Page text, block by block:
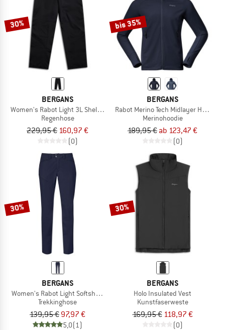
30%
BERGANS
Women's Rabot Light 3L Shell Pants
Regenhose
229,95 € 160,97 €
(0)
bis 35%
BERGANS
Rabot Merino Tech Midlayer Hoodie
Merinohoodie
189,95 € ab 123,47 €
(0)
30%
BERGANS
Women's Rabot Light Softshell Pants
Trekkinghose
139,95 € 97,97 €
5,0(1)
30%
BERGANS
Holo Insulated Vest
Kunstfaserweste
169,95 € 118,97 €
(0)